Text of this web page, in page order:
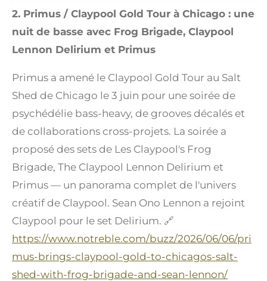
2. Primus / Claypool Gold Tour à Chicago : une
nuit de basse avec Frog Brigade, Claypool
Lennon Delirium et Primus
Primus a amené le Claypool Gold Tour au Salt
Shed de Chicago le 3 juin pour une soirée de
psychédélie bass-heavy, de grooves décalés et
de collaborations cross-projets. La soirée a
proposé des sets de Les Claypool's Frog
Brigade, The Claypool Lennon Delirium et
Primus — un panorama complet de l'univers
créatif de Claypool. Sean Ono Lennon a rejoint
Claypool pour le set Delirium. 🔗
https://www.notreble.com/buzz/2026/06/06/pri
mus-brings-claypool-gold-to-chicagos-salt-
shed-with-frog-brigade-and-sean-lennon/